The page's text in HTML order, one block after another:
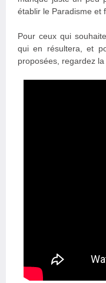
établir le Paradisme et
Pour ceux qui
qui en résultera, et
proposées, regardez